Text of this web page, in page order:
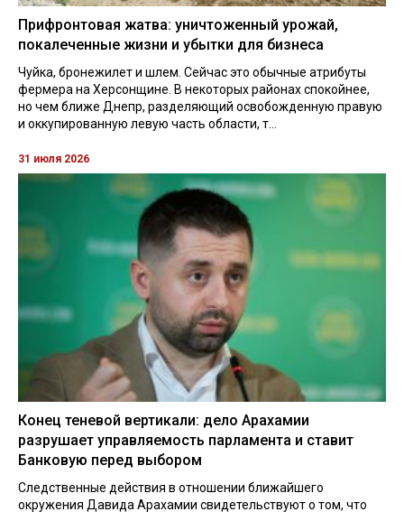
Прифронтовая жатва: уничтоженный урожай,
покалеченные жизни и убытки для бизнеса
Чуйка, бронежилет и шлем. Сейчас это обычные атрибуты
фермера на Херсонщине. В некоторых районах спокойнее,
но чем ближе Днепр, разделяющий освобожденную правую
и оккупированную левую часть области, т...
31 июля 2026
Конец теневой вертикали: дело Арахамии
разрушает управляемость парламента и ставит
Банковую перед выбором
Следственные действия в отношении ближайшего
окружения Давида Арахамии свидетельствуют о том, что